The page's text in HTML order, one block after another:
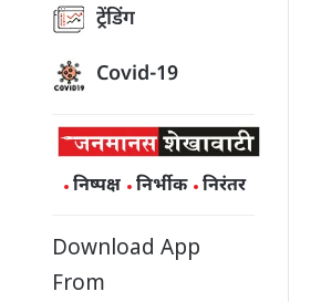
ट्रेंडिंग
Covid-19
निष्पक्ष निर्भीक निरंतर
Download App
From